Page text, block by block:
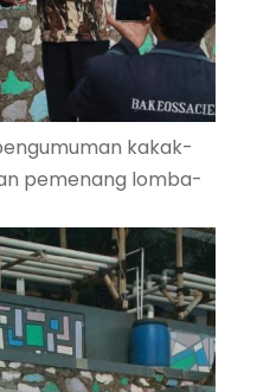
kakak-
pemenang lomba-